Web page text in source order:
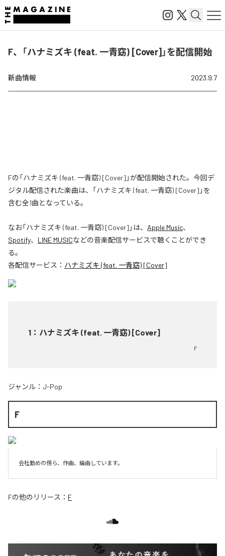
F、「ハナミズキ (feat. 一青窈) [Cover]」を配信開始
新曲情報 2023.9.7
Fの「ハナミズキ (feat. 一青窈) [Cover]」が配信開始された。今回デ
ジタル配信された楽曲は、「ハナミズキ (feat. 一青窈) [Cover]」を
含む全1曲となっている。
なお「ハナミズキ (feat. 一青窈) [Cover] 」は、 Apple Music、
Spotify、 LINE MUSICなどの音楽配信サービスで聴くことができ
る。
各配信サービス： ハナミズキ (feat. 一青窈) [Cover]
1 ： ハナミズキ (feat. 一青窈) [Cover]
F
ジャンル： J-Pop
F
会社勤めの傍ら、作曲、編曲しています。
Fの他のリリース： F